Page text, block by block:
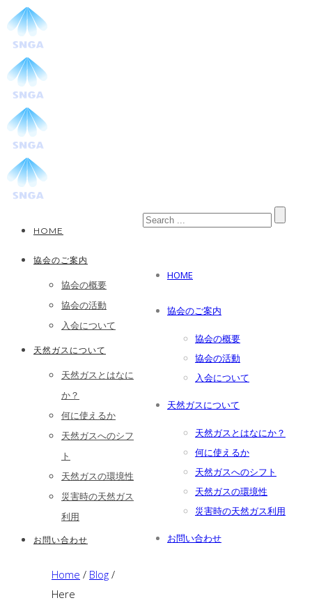
HOME
協会のご案内
協会の概要
協会の活動
入会について
天然ガスについて
天然ガスとはなにか？
何に使えるか
天然ガスへのシフト
天然ガスの環境性
災害時の天然ガス利用
お問い合わせ
HOME
協会のご案内
協会の概要
協会の活動
入会について
天然ガスについて
天然ガスとはなに
か？
何に使えるか
天然ガスへのシフ
ト
天然ガスの環境性
災害時の天然ガス
利用
お問い合わせ
Home / Blog /
Here